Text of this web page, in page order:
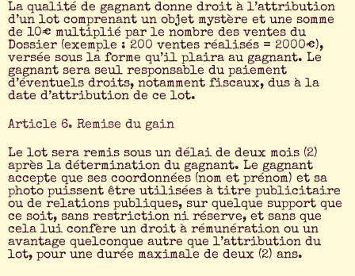
La qualité de gagnant donne droit à l’attribution
d’un lot comprenant un objet mystère et une somme
de 10€ multiplié par le nombre des ventes du
Dossier (exemple : 200 ventes réalisés = 2000€),
versée sous la forme qu’il plaira au gagnant. Le
gagnant sera seul responsable du paiement
d’éventuels droits, notamment fiscaux, dus à la
date d’attribution de ce lot.
Article 6. Remise du gain
Le lot sera remis sous un délai de deux mois (2)
après la détermination du gagnant. Le gagnant
accepte que ses coordonnées (nom et prénom) et sa
photo puissent être utilisées à titre publicitaire
ou de relations publiques, sur quelque support que
ce soit, sans restriction ni réserve, et sans que
cela lui confère un droit à rémunération ou un
avantage quelconque autre que l’attribution du
lot, pour une durée maximale de deux (2) ans.